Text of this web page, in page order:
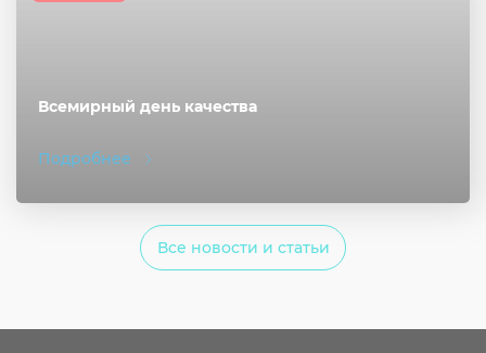
Всемирный день качества
Подробнее
Все новости и статьи